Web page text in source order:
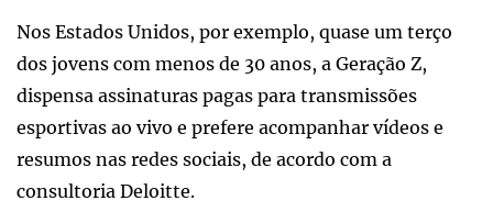
Nos Estados Unidos, por exemplo, quase um terço
dos jovens com menos de 30 anos, a Geração Z,
dispensa assinaturas pagas para transmissões
esportivas ao vivo e prefere acompanhar vídeos e
resumos nas redes sociais, de acordo com a
consultoria Deloitte.